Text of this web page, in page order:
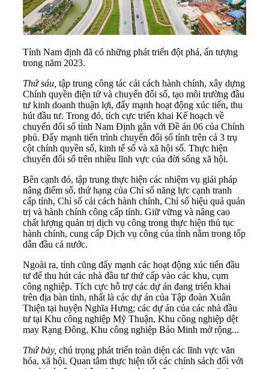
Tỉnh Nam định đã có những phát triển đột phá, ấn tượng
trong năm 2023.
Thứ sáu, tập trung công tác cải cách hành chính, xây dựng
Chính quyền điện tử và chuyển đổi số, tạo môi trường đầu
tư kinh doanh thuận lợi, đẩy mạnh hoạt động xúc tiến, thu
hút đầu tư. Trong đó, tích cực triển khai Kế hoạch về
chuyển đổi số tỉnh Nam Định gắn với Đề án 06 của Chính
phủ. Đẩy mạnh tiến trình chuyển đổi số tỉnh trên cả 3 trụ
cột chính quyền số, kinh tế số và xã hội số. Thực hiện
chuyển đổi số trên nhiều lĩnh vực của đời sống xã hội.
Bên cạnh đó, tập trung thực hiện các nhiệm vụ giải pháp
nâng điểm số, thứ hạng của Chỉ số năng lực cạnh tranh
cấp tỉnh, Chỉ số cải cách hành chính, Chỉ số hiệu quả quản
trị và hành chính công cấp tỉnh. Giữ vững và nâng cao
chất lượng quản trị dịch vụ công trong thực hiện thủ tục
hành chính, cung cấp Dịch vụ công của tỉnh nằm trong tốp
dẫn đầu cả nước.
Ngoài ra, tỉnh cũng đẩy mạnh các hoạt động xúc tiến đầu
tư để thu hút các nhà đầu tư thứ cấp vào các khu, cụm
công nghiệp. Tích cực hỗ trợ các dự án đang triển khai
trên địa bàn tỉnh, nhất là các dự án của Tập đoàn Xuân
Thiện tại huyện Nghĩa Hưng; các dự án của các nhà đầu
tư tại Khu công nghiệp Mỹ Thuận, Khu công nghiệp dệt
may Rạng Đông, Khu công nghiệp Bảo Minh mở rộng...
Thứ bảy, chú trọng phát triển toàn diện các lĩnh vực văn
hóa, xã hội. Quan tâm thực hiện tốt các chính sách đối với